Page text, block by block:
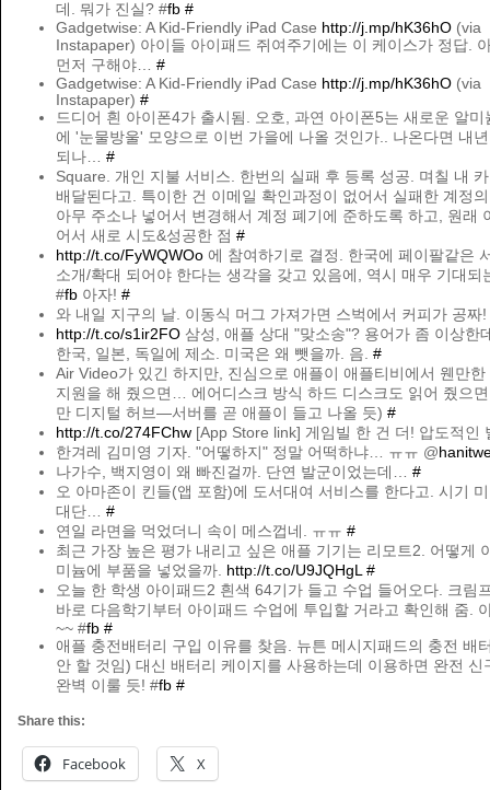
데. 뭐가 진실? #fb #
Gadgetwise: A Kid-Friendly iPad Case http://j.mp/hK36hO (via
Instapaper) 아이들 아이패드 쥐여주기에는 이 케이스가 정답.
먼저 구해야… #
Gadgetwise: A Kid-Friendly iPad Case http://j.mp/hK36hO (via
Instapaper) #
드디어 흰 아이폰4가 출시됨. 오호, 과연 아이폰5는 새로운 알미
에 '눈물방울' 모양으로 이번 가을에 나올 것인가.. 나온다면 내
되나… #
Square. 개인 지불 서비스. 한번의 실패 후 등록 성공. 며칠 내
배달된다고. 특이한 건 이메일 확인과정이 없어서 실패한 계정
아무 주소나 넣어서 변경해서 계정 폐기에 준하도록 하고, 원래
어서 새로 시도&성공한 점 #
http://t.co/FyWQWOo 에 참여하기로 결정. 한국에 페이팔같은
소개/확대 되어야 한다는 생각을 갖고 있음에, 역시 매우 기대되
#fb 아자! #
와 내일 지구의 날. 이동식 머그 가져가면 스벅에서 커피가 공
http://t.co/s1ir2FO 삼성, 애플 상대 "맞소송"? 용어가 좀 이상한
한국, 일본, 독일에 제소. 미국은 왜 뺏을까. 음. #
Air Video가 있긴 하지만, 진심으로 애플이 애플티비에서 웬만한
지원을 해 줬으면… 에어디스크 방식 하드 디스크도 읽어 줬으
만 디지털 허브—서버를 곧 애플이 들고 나올 듯) #
http://t.co/274FChw [App Store link] 게임빌 한 건 더! 압도적인
한겨레 김미영 기자. "어떻하지" 정말 어떡하냐… ㅠㅠ @
나가수, 백지영이 왜 빠진걸까. 단연 발군이었는데… #
오 아마존이 킨들(앱 포함)에 도서대여 서비스를 한다고. 시기
대단… #
연일 라면을 먹었더니 속이 메스껍네. ㅠㅠ #
최근 가장 높은 평가 내리고 싶은 애플 기기는 리모트2. 어떻게
미늄에 부품을 넣었을까. http://t.co/U9JQHgL #
오늘 한 학생 아이패드2 흰색 64기가 들고 수업 들어오다. 크림
바로 다음학기부터 아이패드 수업에 투입할 거라고 확인해 줌.
~~ #fb #
애플 충전배터리 구입 이유를 찾음. 뉴튼 메시지패드의 충전 배
안 할 것임) 대신 배터리 케이지를 사용하는데 이용하면 완전 신
완벽 이룰 듯! #fb #
Share this:
Facebook X